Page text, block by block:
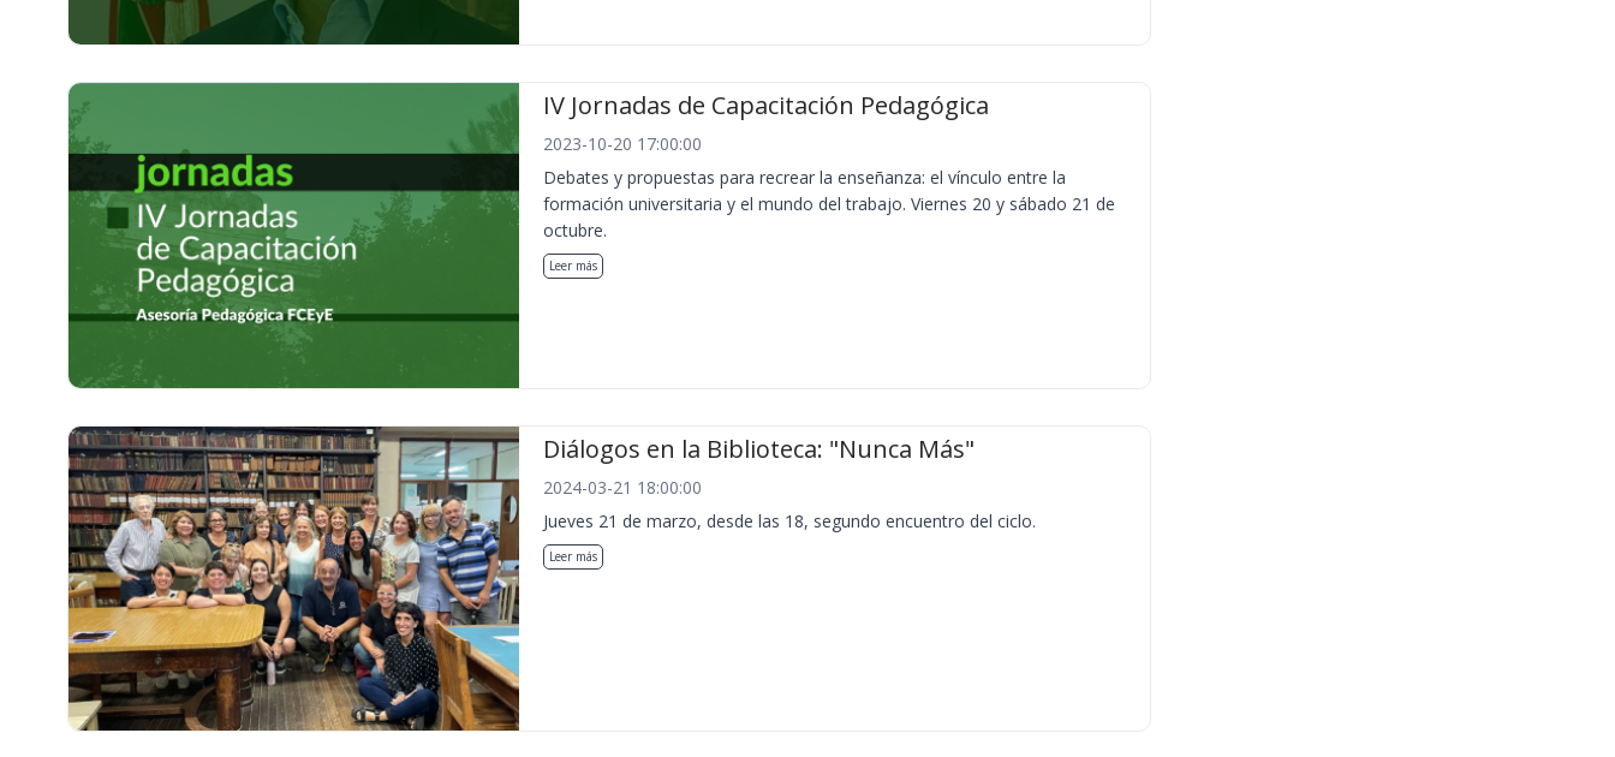
IV Jornadas de Capacitación Pedagógica
2023-10-20 17:00:00
Debates y propuestas para recrear la enseñanza: el vínculo entre la
formación universitaria y el mundo del trabajo. Viernes 20 y sábado 21 de
octubre.
Leer más
Diálogos en la Biblioteca: "Nunca Más"
2024-03-21 18:00:00
Jueves 21 de marzo, desde las 18, segundo encuentro del ciclo.
Leer más